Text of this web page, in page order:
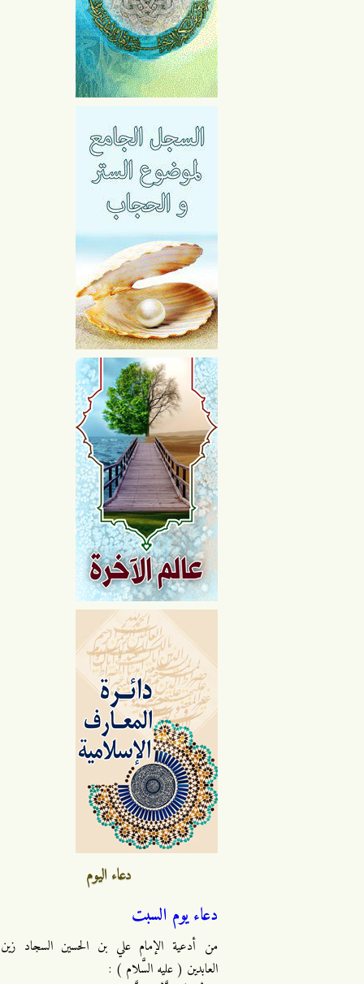
دعاء اليوم
دعاء يوم السبت
من أدعية الإمام علي بن الحسين السجاد زين
العابدين ( عليه السَّلام ) :